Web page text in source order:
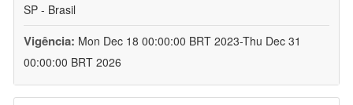
SP - Brasil
Vigência: Mon Dec 18 00:00:00 BRT 2023-Thu Dec 31
00:00:00 BRT 2026